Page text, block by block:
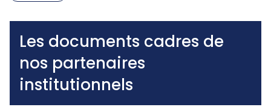
Les documents cadres de
nos partenaires
institutionnels